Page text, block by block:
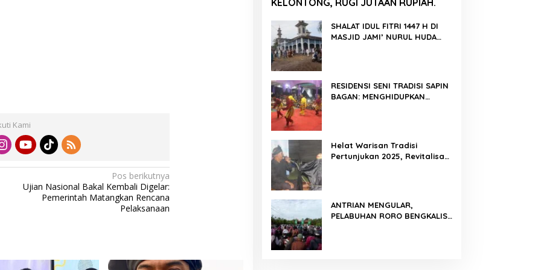
Kami
Pos berikutnya
Ujian Nasional Bakal Kembali Digelar:
Pemerintah Matangkan Rencana
Pelaksanaan
SHALAT IDUL FITRI 1447 H DI
MASJID JAMI’ NURUL HUDA
RESIDENSI SENI TRADISI SAPIN
BAGAN: MENGHIDUPKAN
Helat Warisan Tradisi
Pertunjukan 2025, Revitalisasi
ANTRIAN MENGULAR,
PELABUHAN RORO BENGKALIS